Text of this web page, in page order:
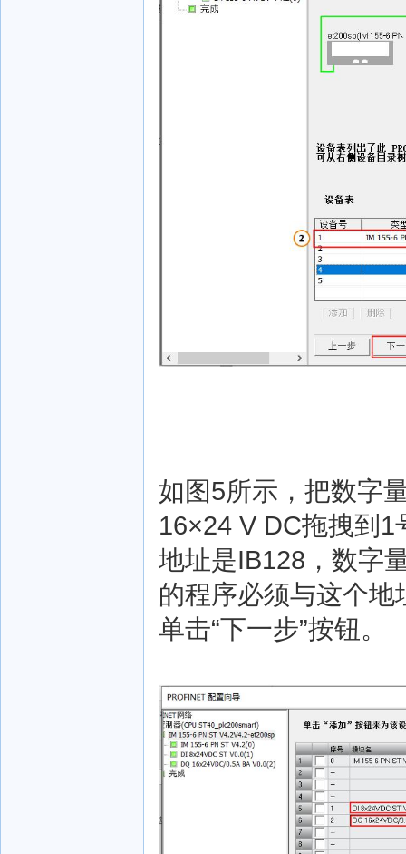
如图5所示，把数字
16×24 V DC拖拽到
地址是IB128，数字
的程序必须与这个
单击“下一步”按钮。